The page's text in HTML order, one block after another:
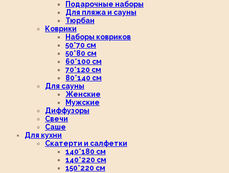
Подарочные наборы
Для пляжа и сауны
Тюрбан
Коврики
Наборы ковриков
50*70 см
50*80 см
60*100 см
70*120 см
80*140 см
Для сауны
Женские
Мужские
Диффузоры
Свечи
Саше
Для кухни
Скатерти и салфетки
140*180 см
140*220 см
150*220 см